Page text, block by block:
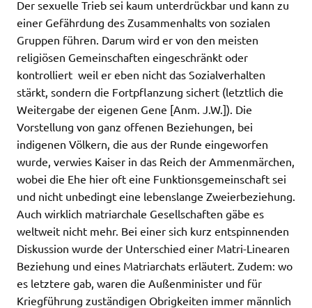
Der sexuelle Trieb sei kaum unterdrückbar und kann zu
einer Gefährdung des Zusammenhalts von sozialen
Gruppen führen. Darum wird er von den meisten
religiösen Gemeinschaften eingeschränkt oder
kontrolliert  weil er eben nicht das Sozialverhalten
stärkt, sondern die Fortpflanzung sichert (letztlich die
Weitergabe der eigenen Gene [Anm. J.W.]). Die
Vorstellung von ganz offenen Beziehungen, bei
indigenen Völkern, die aus der Runde eingeworfen
wurde, verwies Kaiser in das Reich der Ammenmärchen,
wobei die Ehe hier oft eine Funktionsgemeinschaft sei
und nicht unbedingt eine lebenslange Zweierbeziehung.
Auch wirklich matriarchale Gesellschaften gäbe es
weltweit nicht mehr. Bei einer sich kurz entspinnenden
Diskussion wurde der Unterschied einer Matri-Linearen
Beziehung und eines Matriarchats erläutert. Zudem: wo
es letztere gab, waren die Außenminister und für
Kriegführung zuständigen Obrigkeiten immer männlich